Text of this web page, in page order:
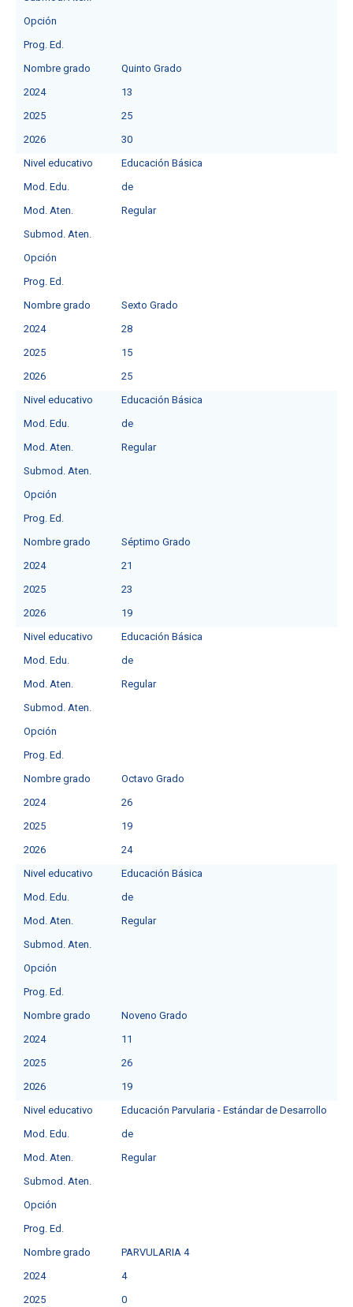
Opción
Prog. Ed.
Nombre grado
Quinto Grado
2024
13
2025
25
2026
30
Nivel educativo
Educación Básica
Mod. Edu.
deㅤ
Mod. Aten.
Regular
Submod. Aten.
Opción
Prog. Ed.
Nombre grado
Sexto Grado
2024
28
2025
15
2026
25
Nivel educativo
Educación Básica
Mod. Edu.
de
Mod. Aten.
Regular
Submod. Aten.
Opción
Prog. Ed.
Nombre grado
Séptimo Grado
2024
21
2025
23
2026
19
Nivel educativo
Educación Básica
Mod. Edu.
de
Mod. Aten.
Regular
Submod. Aten.
Opción
Prog. Ed.
Nombre grado
Octavo Grado
2024
26
2025
19
2026
24
Nivel educativo
Educación Básica
Mod. Edu.
de
Mod. Aten.
Regular
Submod. Aten.
Opción
Prog. Ed.
Nombre grado
Noveno Grado
2024
11
2025
26
2026
19
Nivel educativo
Educación Parvularia - Estándar de Desarrollo
Mod. Edu.
de
Mod. Aten.
Regular
Submod. Aten.
Opción
Prog. Ed.
Nombre grado
PARVULARIA 4
2024
4
2025
0